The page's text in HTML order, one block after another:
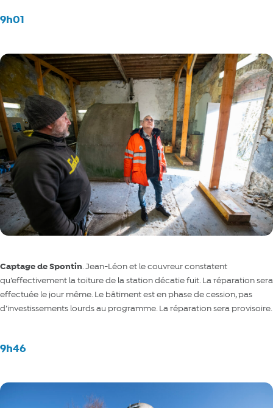
9h01
Captage de Spontin. Jean-Léon et le couvreur constatent
qu’effectivement la toiture de la station décatie fuit. La réparation sera
effectuée le jour même. Le bâtiment est en phase de cession, pas
d’investissements lourds au programme. La réparation sera provisoire.
9h46